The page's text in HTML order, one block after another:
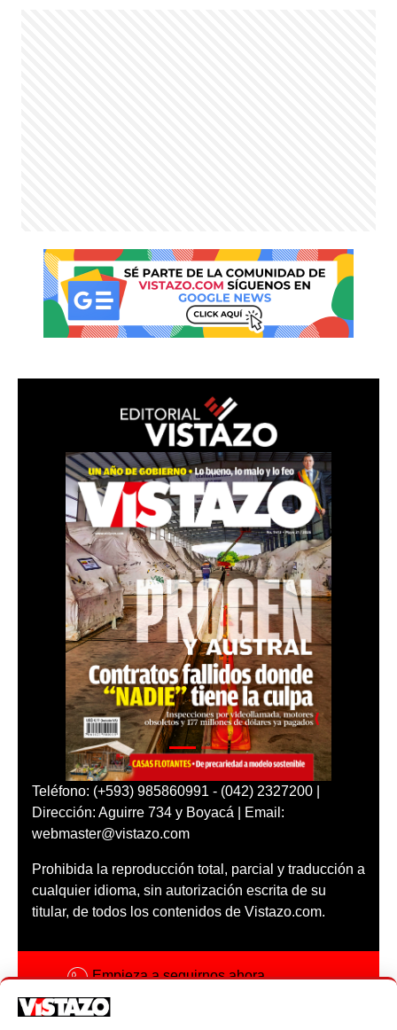
Teléfono: (+593) 985860991 - (042) 2327200 |
Dirección: Aguirre 734 y Boyacá | Email:
webmaster@vistazo.com
Prohibida la reproducción total, parcial y traducción a
cualquier idioma, sin autorización escrita de su
titular, de todos los contenidos de Vistazo.com.
Empieza a seguirnos ahora